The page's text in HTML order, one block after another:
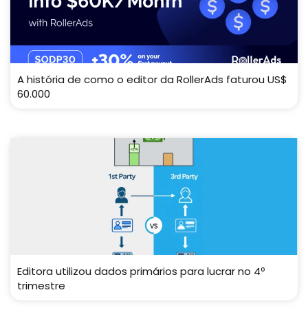
A história de como o editor da RollerAds faturou US$
60.000
Editora utilizou dados primários para lucrar no 4º
trimestre